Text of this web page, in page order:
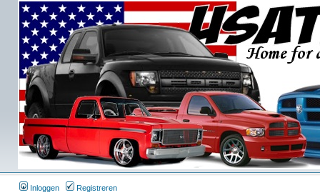
Inloggen Registreren